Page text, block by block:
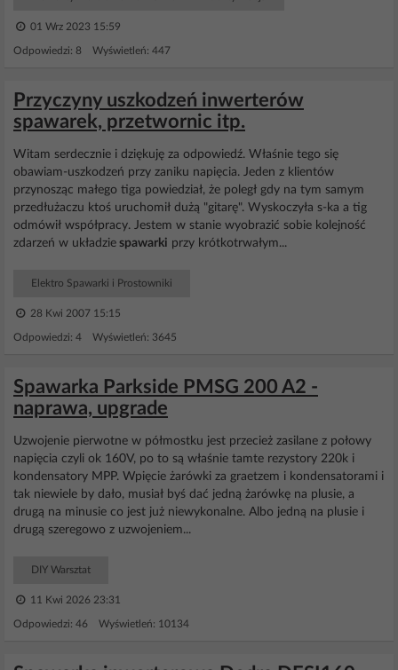
01 Wrz 2023 15:59
Odpowiedzi: 8 Wyświetleń: 447
Przyczyny uszkodzeń inwerterów
spawarek, przetwornic itp.
Witam serdecznie i dziękuję za odpowiedź. Właśnie tego się
obawiam-uszkodzeń przy zaniku napięcia. Jeden z klientów
przynosząc małego tiga powiedział, że poległ gdy na tym samym
przedłużaczu ktoś uruchomił dużą "gitarę". Wyskoczyła s-ka a tig
odmówił współpracy. Jestem w stanie wyobrazić sobie kolejność
zdarzeń w układzie spawarki przy krótkotrwałym...
Elektro Spawarki i Prostowniki
28 Kwi 2007 15:15
Odpowiedzi: 4 Wyświetleń: 3645
Spawarka Parkside PMSG 200 A2 -
naprawa, upgrade
Uzwojenie pierwotne w półmostku jest przecież zasilane z połowy
napięcia czyli ok 160V, po to są właśnie tamte rezystory 220k i
kondensatory MPP. Wpięcie żarówki za graetzem i kondensatorami i
tak niewiele by dało, musiał byś dać jedną żarówkę na plusie, a
drugą na minusie co jest już niewykonalne. Albo jedną na plusie i
drugą szeregowo z uzwojeniem...
DIY Warsztat
11 Kwi 2026 23:31
Odpowiedzi: 46 Wyświetleń: 10134